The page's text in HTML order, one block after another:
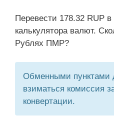
Перевести 178.32 RUP
калькулятора валют.
Рублях ПМР?
Обменными пунктами
взиматься комиссия
конвертации.